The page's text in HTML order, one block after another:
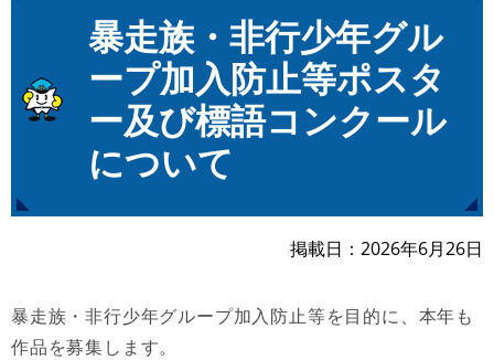
へ
暴走族・非行少年グル
ープ加入防止等ポスタ
ー及び標語コンクール
について
掲載日 2026年6月26日
暴走族・非行少年グループ加入防止等を目的に、本年も
作品を募集します。